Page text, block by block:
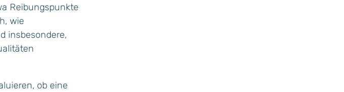
Reibungspunkte
wie
insbesondere,
ob eine